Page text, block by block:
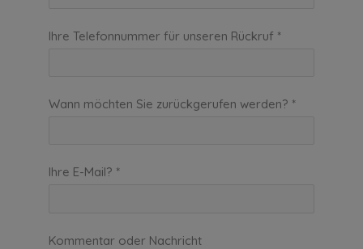
Ihre Telefonnummer für unseren Rückruf *
Wann möchten Sie zurückgerufen werden? *
Ihre E-Mail? *
Kommentar oder Nachricht